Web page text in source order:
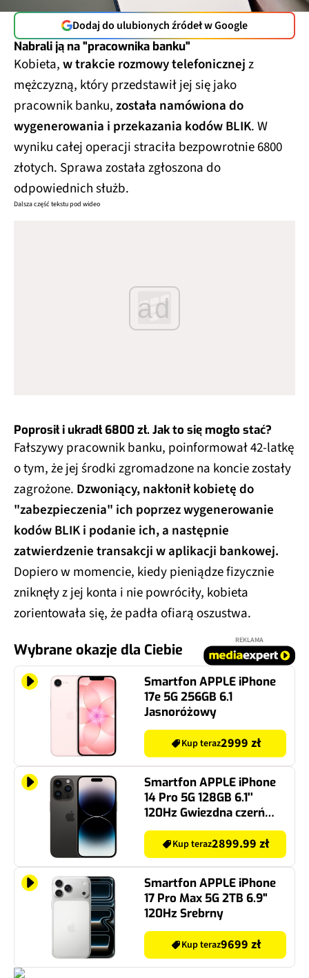
Dodaj do ulubionych źródeł w Google
Nabrali ją na "pracownika banku"
Kobieta,w trakcie rozmowy telefonicznejz
mężczyzną, który przedstawił jej się jako
pracownik banku,została namówiona do
wygenerowania i przekazania kodów BLIK. W
wyniku całej operacji straciła bezpowrotnie 6800
złotych. Sprawa została zgłoszona do
odpowiednich służb.
Dalsza część tekstu pod wideo
ad
Poprosił i ukradł 6800 zł. Jak to się mogło stać?
Fałszywy pracownik banku, poinformował 42-latkę
o tym, że jej środki zgromadzone na koncie zostały
zagrożone. Dzwoniący, nakłonił kobietę do
"zabezpieczenia" ich poprzez wygenerowanie
kodów BLIK i podanie ich, a następnie
zatwierdzenie transakcji w aplikacji bankowej.
Dopiero w momencie, kiedy pieniądze fizycznie
zniknęły z jej konta i nie powróciły, kobieta
zorientowała się, że padła ofiarą oszustwa.
Wybrane okazje dla Ciebie
REKLAMA
Smartfon APPLE iPhone
17e 5G 256GB 6.1
Jasnoróżowy
Kup teraz2999 zł
Smartfon APPLE iPhone
14 Pro 5G 128GB 6.1''
120Hz Gwiezdna czerń
(CPO)
Kup teraz2899.99 zł
Smartfon APPLE iPhone
17 Pro Max 5G 2TB 6.9"
120Hz Srebrny
Kup teraz9699 zł